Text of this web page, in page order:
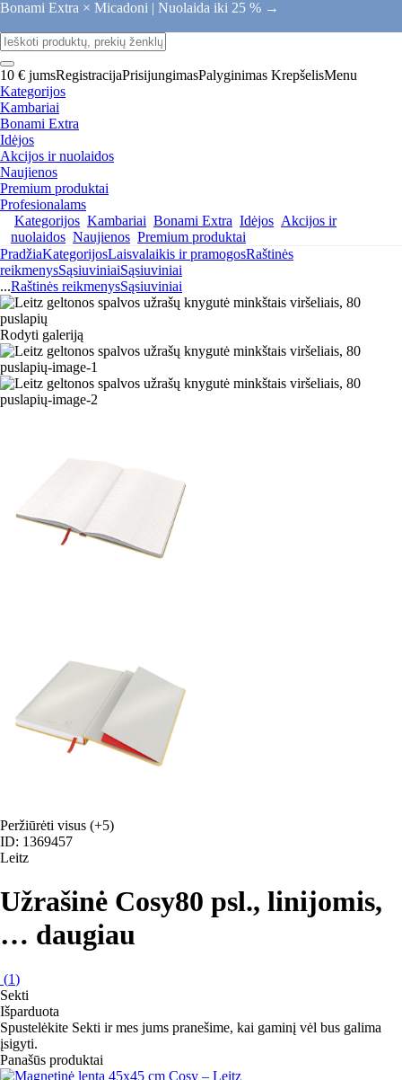
Bonami Extra × Micadoni | Nuolaida iki 25 % →
10 € jumsRegistracijaPrisijungimasPalyginimas KrepšelisMenu
Kategorijos
Kambariai
Bonami Extra
Idėjos
Akcijos ir nuolaidos
Naujienos
Premium produktai
Profesionalams
Kategorijos Kambariai Bonami Extra Idėjos Akcijos ir
nuolaidos Naujienos Premium produktai
PradžiaKategorijosLaisvalaikis ir pramogosRaštinės
reikmenysSąsiuviniaiSąsiuviniai
...Raštinės reikmenysSąsiuviniai
Rodyti galeriją
Peržiūrėti visus (+5)
ID: 1369457
Leitz
Užrašinė Cosy80 psl., linijomis,
… daugiau
(1)
Sekti
Išparduota
Spustelėkite Sekti ir mes jums pranešime, kai gaminį vėl bus galima
įsigyti.
Panašūs produktai